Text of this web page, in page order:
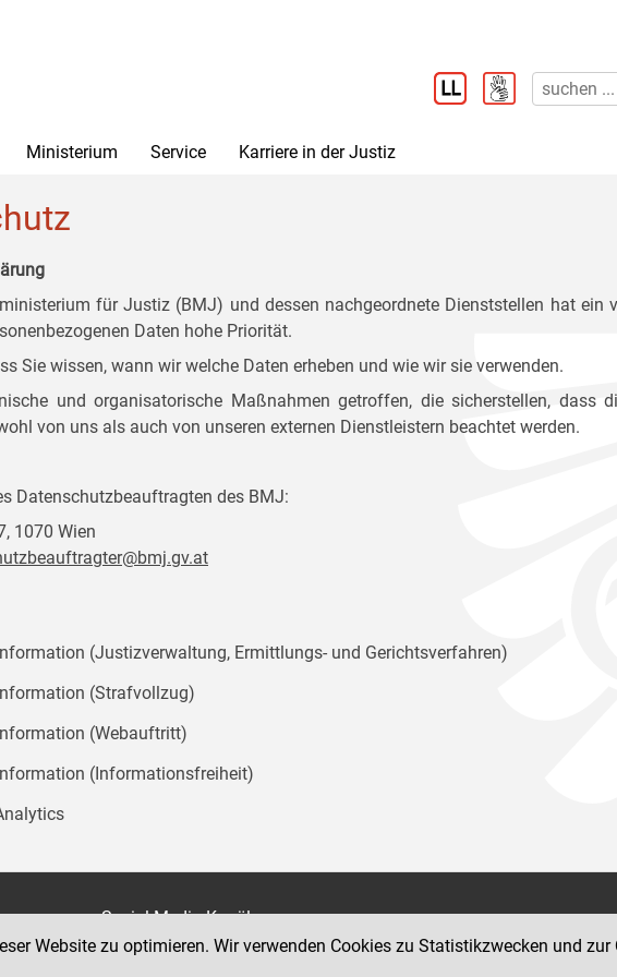
Ministerium Service Karriere in der Justiz
für Justiz (BMJ) und dessen nachgeordnete Dienststellen hat ein
Daten hohe Priorität.
Sie wissen, wann wir welche Daten erheben und wie wir sie verwenden.
und organisatorische Maßnahmen getroffen, die sicherstellen, dass
von uns als auch von unseren externen Dienstleistern beachtet werden.
Datenschutzbeauftragten des BMJ:
1070 Wien
(Justizverwaltung, Ermittlungs- und Gerichtsverfahren)
(Strafvollzug)
(Webauftritt)
(Informationsfreiheit)
Social Media Kanäle
der Justiz und des BMJ
Website zu optimieren. Wir verwenden Cookies zu Statistikzwecken und